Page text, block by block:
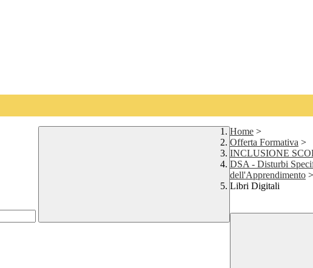
Home >
Offerta Formativa >
INCLUSIONE
DSA - Disturbi
dell'Apprendimento >
Libri Digitali